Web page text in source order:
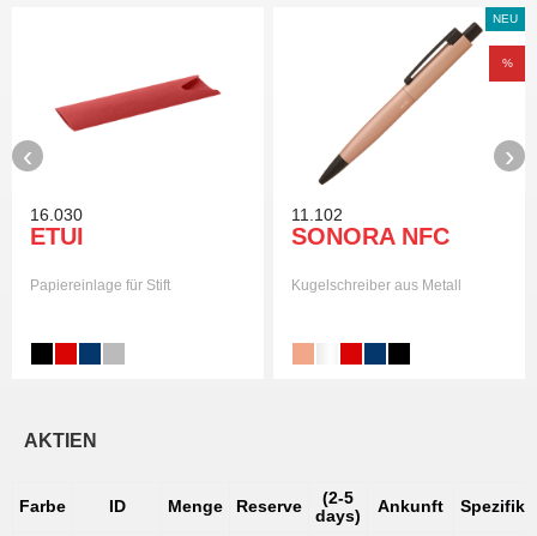
16.030
ETUI
Papiereinlage für Stift
NEU
%
11.102
SONORA NFC
Kugelschreiber aus Metall
‹ ›
AKTIEN
Farbe ID Menge Reserve
(2-5
days)
Ankunft